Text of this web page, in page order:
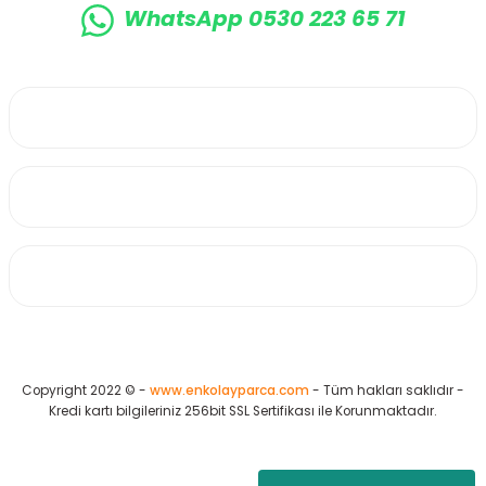
WhatsApp 0530 223 65 71
Copyright 2022 © - www.enkolayparca.com - Tüm hakları saklıdır -
Kredi kartı bilgileriniz 256bit SSL Sertifikası ile Korunmaktadır.